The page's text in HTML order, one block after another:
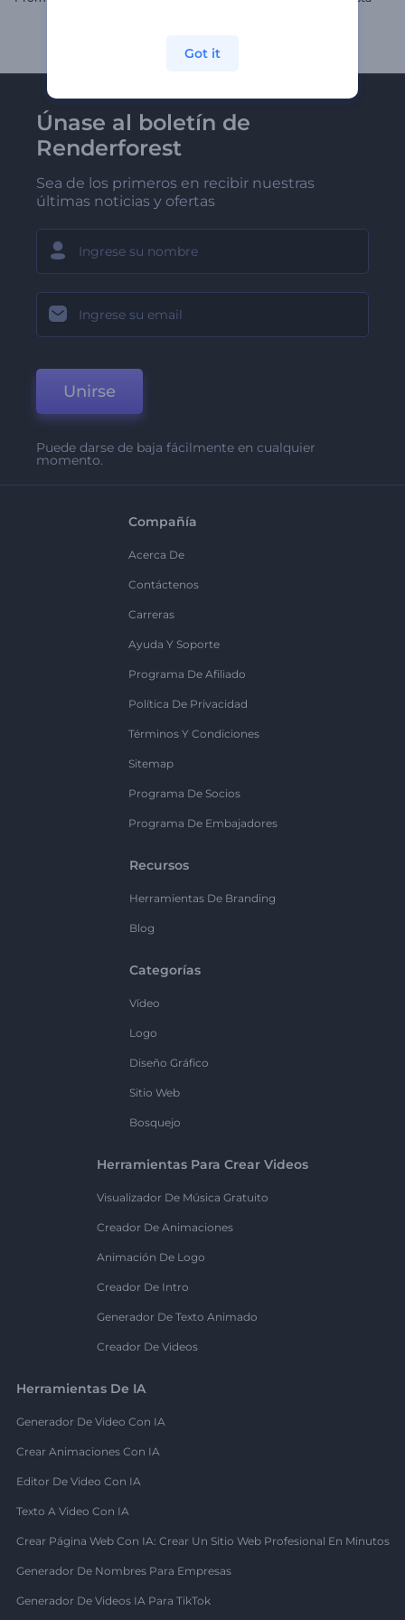
Únase al boletín de
Renderforest
Sea de los primeros en recibir nuestras
últimas noticias y ofertas
Unirse
Puede darse de baja fácilmente en cualquier
momento.
Compañía
Acerca De
Contáctenos
Carreras
Ayuda Y Soporte
Programa De Afiliado
Política De Privacidad
Términos Y Condiciones
Sitemap
Programa De Socios
Programa De Embajadores
Recursos
Herramientas De Branding
Blog
Categorías
Vídeo
Logo
Diseño Gráfico
Sitio Web
Bosquejo
Herramientas Para Crear Videos
Visualizador De Música Gratuito
Creador De Animaciones
Animación De Logo
Creador De Intro
Generador De Texto Animado
Creador De Videos
Herramientas De IA
Generador De Video Con IA
Crear Animaciones Con IA
Editor De Video Con IA
Texto A Video Con IA
Crear Página Web Con IA: Crear Un Sitio Web Profesional En Minutos
Generador De Nombres Para Empresas
Generador De Videos IA Para TikTok
Got it